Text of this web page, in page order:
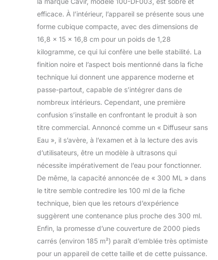
HAVC
directement l'huile
minuscules
particules pour se
répandre dans
n'importe quel coin
Améliorez la qualité
de l'air dans votre
maison en couvrant
les odeurs telles
que les animaux
cigarettes. Laissez
votre famille
ressentir chaque
jour l'odeur des
【Parfum dans
chaque coin】 La
technologie unique
est utilisée pour
diffuser directement
l'huile essentielle,
ce qui évite la
efficace. À l’intérieur, l’appareil se présente sous une
forme cubique compacte, avec des dimensions de
16,8 x 15 x 16,8 cm pour un poids de 1,28
kilogramme, ce qui lui confère une belle stabilité. La
finition noire et l’aspect bois mentionné dans la fiche
technique lui donnent une apparence moderne et
passe-partout, capable de s’intégrer dans de
nombreux intérieurs. Cependant, une première
confusion s’installe en confrontant le produit à son
titre commercial. Annoncé comme un « Diffuseur sans
Eau », il s’avère, à l’examen et à la lecture des avis
d’utilisateurs, être un modèle à ultrasons qui
nécessite impérativement de l’eau pour fonctionner.
De même, la capacité annoncée de « 300 ML » dans
le titre semble contredire les 100 ml de la fiche
technique, bien que les retours d’expérience
suggèrent une contenance plus proche des 300 ml.
Enfin, la promesse d’une couverture de 2000 pieds
carrés (environ 185 m²) paraît d’emblée très optimiste
pour un appareil de cette taille et de cette puissance.